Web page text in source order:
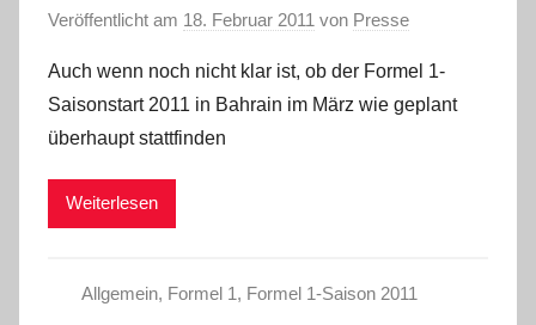
Veröffentlicht am 18. Februar 2011 von Presse
Auch wenn noch nicht klar ist, ob der Formel 1-
Saisonstart 2011 in Bahrain im März wie geplant
überhaupt stattfinden
Weiterlesen
Allgemein, Formel 1, Formel 1-Saison 2011